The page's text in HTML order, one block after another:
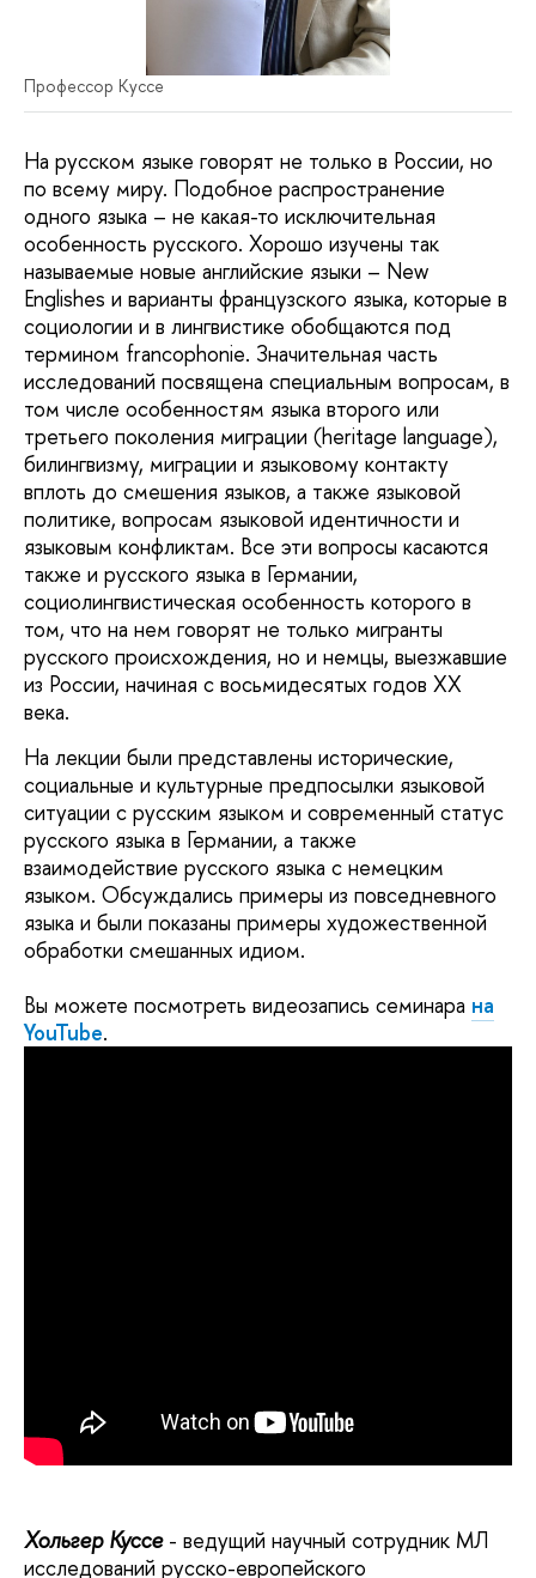
Профессор Куссе
На русском языке говорят не только в России, но
по всему миру. Подобное распространение
одного языка – не какая-то исключительная
особенность русского. Хорошо изучены так
называемые новые английские языки – New
Englishes и варианты французского языка, которые в
социологии и в лингвистике обобщаются под
термином francophonie. Значительная часть
исследований посвящена специальным вопросам, в
том числе особенностям языка второго или
третьего поколения миграции (heritage language),
билингвизму, миграции и языковому контакту
вплоть до смешения языков, а также языковой
политике, вопросам языковой идентичности и
языковым конфликтам. Все эти вопросы касаются
также и русского языка в Германии,
социолингвистическая особенность которого в
том, что на нем говорят не только мигранты
русского происхождения, но и немцы, выезжавшие
из России, начиная с восьмидесятых годов ХХ
века.
На лекции были представлены исторические,
социальные и культурные предпосылки языковой
ситуации с русским языком и современный статус
русского языка в Германии, а также
взаимодействие русского языка с немецким
языком. Обсуждались примеры из повседневного
языка и были показаны примеры художественной
обработки смешанных идиом.
Вы можете посмотреть видеозапись семинара на
YouTube.
Хольгер Куссе- ведущий научный сотрудник МЛ
исследований русско-европейского